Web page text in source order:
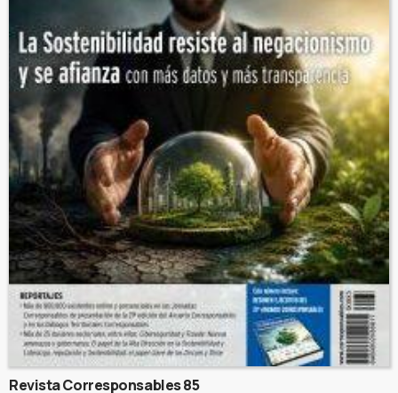
Revista Corresponsables 85